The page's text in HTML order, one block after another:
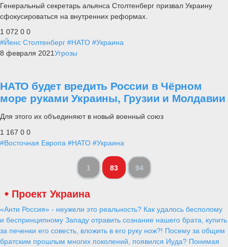
Генеральный секретарь альянса Столтенберг призвал Украину
сфокусироваться на внутренних реформах.
1 072 0 0
#Йенс Столтенберг #НАТО #Украина
8 февраля 2021Угрозы
НАТО будет вредить России в Чёрном
море руками Украины, Грузии и Молдавии
Для этого их объединяют в новый военный союз
1 167 0 0
#Восточная Европа #НАТО #Украина
1 83 94
Проект Украина
«Анти Россия» - неужели это реальность? Как удалось бесполому
и беспринципному Западу отравить сознание нашего брата, купить
за печенки его совесть, вложить в его руку нож?! Посему за общим
братским прошлым многих поколений, появился Иуда? Понимая